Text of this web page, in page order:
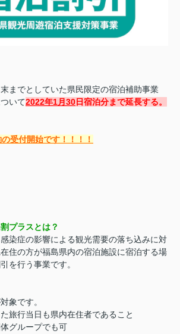
までとしていた県民限定の宿泊補助事業
いて2022年1月30日宿泊分まで延長する。
受付開始です！！！！
プラスとは？
染症の影響による観光需要の落ち込みに対
住の方が福島県内の宿泊施設に宿泊する場
を行う事業です。
象です。
旅行当日も県内在住者であること
グループでも可